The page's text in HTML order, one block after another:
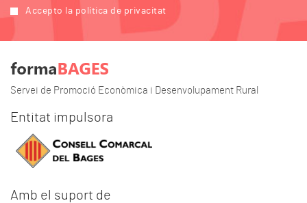
Accepto la política de privacitat
Servei de Promoció Econòmica i Desenvolupament Rural
Entitat impulsora
Amb el suport de